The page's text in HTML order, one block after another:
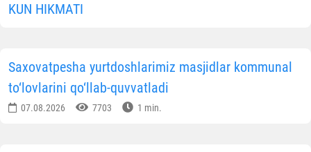
KUN HIKMATI
Saxovatpesha yurtdoshlarimiz masjidlar kommunal
to‘lovlarini qo‘llab-quvvatladi
07.08.2026 7703 1 min.